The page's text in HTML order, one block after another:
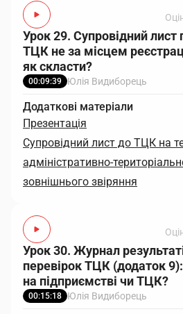
Урок 29. Супровідний лист
ТЦК не за місцем
як скласти?
00:09:39 Юлія Видиборець
Додаткові матеріали
Презентація
Супровідний лист до ТЦК на
адміністративно-
зовнішнього звіряння
Урок 30. Журнал
перевірок ТЦК (додаток
на підприємстві чи ТЦК?
00:15:18 Юлія Видиборець